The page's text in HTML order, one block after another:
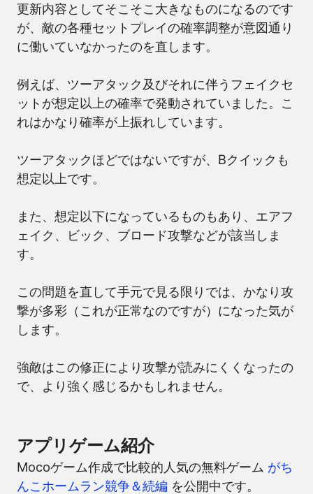
更新内容としてそこそこ大きなものになるのです
が、敵の各種セットプレイの確率調整が意図通り
に働いていなかったのを直します。
例えば、ツーアタック及びそれに伴うフェイクセ
ットが想定以上の確率で発動されていました。こ
れはかなり確率が上振れしています。
ツーアタックほどではないですが、Bクイックも
想定以上です。
また、想定以下になっているものもあり、エアフ
ェイク、ビック、ブロード攻撃などが該当しま
す。
この問題を直して手元で見る限りでは、かなり攻
撃が多彩（これが正常なのですが）になった気が
します。
強敵はこの修正により攻撃が読みにくくなったの
で、より強く感じるかもしれません。
アプリゲーム紹介
Mocoゲーム作成で比較的人気の無料ゲーム がち
んこホームラン競争＆続編 を公開中です。